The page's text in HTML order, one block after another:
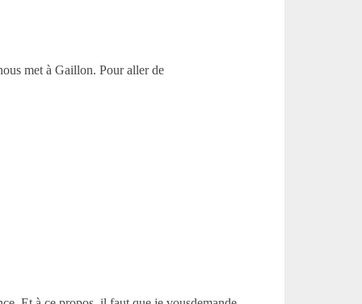
met à Gaillon. Pour aller de